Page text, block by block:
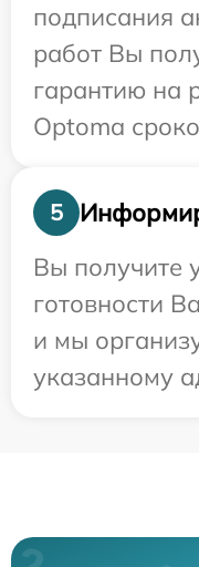
подписания
работ Вы
гарантию на
Optoma
5
Вы получите
готовности
и мы
указанному